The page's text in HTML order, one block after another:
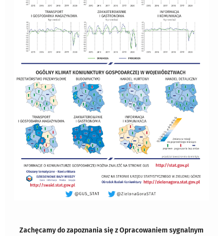
Zachęcamy do zapoznania się z Opracowaniem sygnalnym